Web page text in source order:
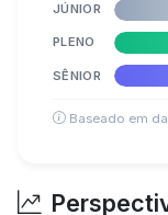
JÚNIOR
PLENO
SÊNIOR
Baseado em